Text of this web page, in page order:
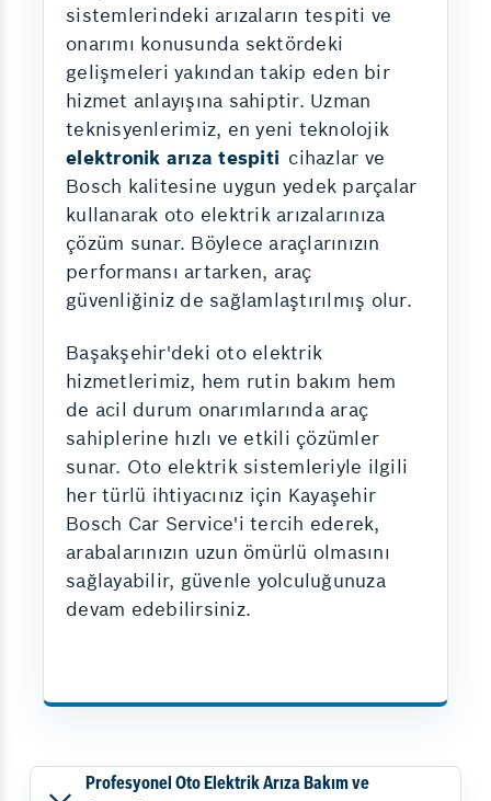
sistemlerindeki arızaların tespiti ve
onarımı konusunda sektördeki
gelişmeleri yakından takip eden bir
hizmet anlayışına sahiptir. Uzman
teknisyenlerimiz, en yeni teknolojik
elektronik arıza tespiti cihazlar ve
Bosch kalitesine uygun yedek parçalar
kullanarak oto elektrik arızalarınıza
çözüm sunar. Böylece araçlarınızın
performansı artarken, araç
güvenliğiniz de sağlamlaştırılmış olur.
Başakşehir'deki oto elektrik
hizmetlerimiz, hem rutin bakım hem
de acil durum onarımlarında araç
sahiplerine hızlı ve etkili çözümler
sunar. Oto elektrik sistemleriyle ilgili
her türlü ihtiyacınız için Kayaşehir
Bosch Car Service'i tercih ederek,
arabalarınızın uzun ömürlü olmasını
sağlayabilir, güvenle yolculuğunuza
devam edebilirsiniz.
Profesyonel Oto Elektrik Arıza Bakım ve